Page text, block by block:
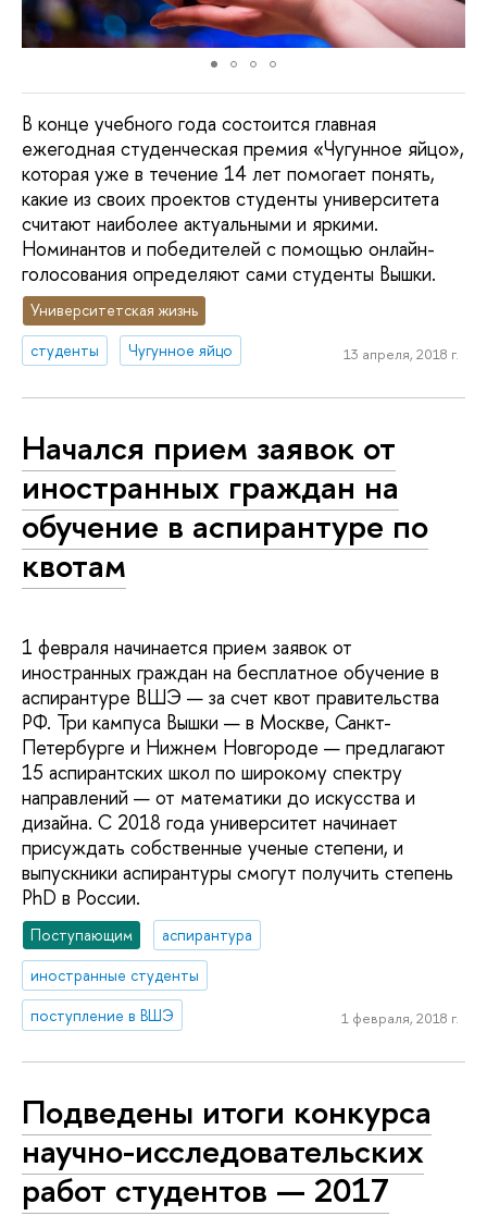
В конце учебного года состоится главная
ежегодная студенческая премия «Чугунное яйцо»,
которая уже в течение 14 лет помогает понять,
какие из своих проектов студенты университета
считают наиболее актуальными и яркими.
Номинантов и победителей с помощью онлайн-
голосования определяют сами студенты Вышки.
Университетская жизнь
студенты
Чугунное яйцо 13 апреля, 2018 г.
Начался прием заявок от
иностранных граждан на
обучение в аспирантуре по
квотам
1 февраля начинается прием заявок от
иностранных граждан на бесплатное обучение в
аспирантуре ВШЭ — за счет квот правительства
РФ. Три кампуса Вышки — в Москве, Санкт-
Петербурге и Нижнем Новгороде — предлагают
15 аспирантских школ по широкому спектру
направлений — от математики до искусства и
дизайна. С 2018 года университет начинает
присуждать собственные ученые степени, и
выпускники аспирантуры смогут получить степень
PhD в России.
Поступающим
аспирантура
иностранные студенты
поступление в ВШЭ
1 февраля, 2018 г.
Подведены итоги конкурса
научно-исследовательских
работ студентов — 2017